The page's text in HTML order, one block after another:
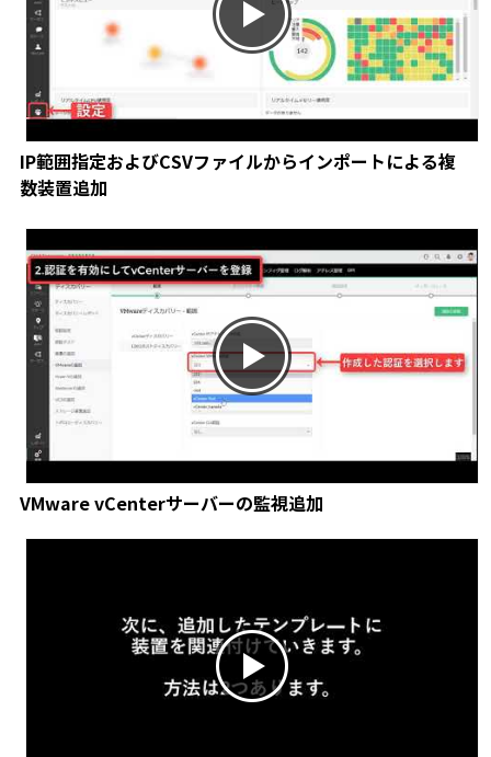
IP範囲指定およびCSVファイルからインポートによる複
数装置追加
VMware vCenterサーバーの監視追加